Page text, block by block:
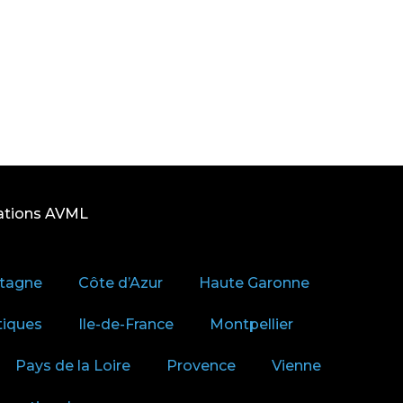
AVML
Côte d’Azur Haute Garonne
Ile-de-France Montpellier
Pays de la Loire Provence Vienne